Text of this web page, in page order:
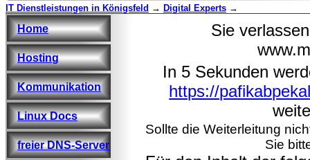
IT Dienstleistungen in Königsfeld → Digital Experts →
Sie
In 5 Sekunden
https://
Sollte die Weiterleitung
Sie
Home
Hosting
Kommunikation
Linux Docs
freier DNS-Server